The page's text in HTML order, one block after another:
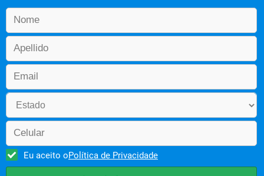
Eu aceito oPolítica de Privacidade